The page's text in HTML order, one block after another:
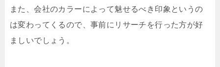
また、会社のカラーによって魅せるべき印象というの
は変わってくるので、事前にリサーチを行った方が好
ましいでしょう。